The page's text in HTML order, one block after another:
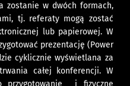
zostanie w dwóch formach,
tj. referaty mogą zostać
lub papierowej. W
prezentację (Power
cyklicznie wyświetlana za
całej konferencji. W